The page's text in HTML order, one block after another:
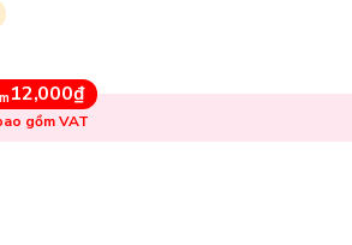
12,000₫
gồm VAT